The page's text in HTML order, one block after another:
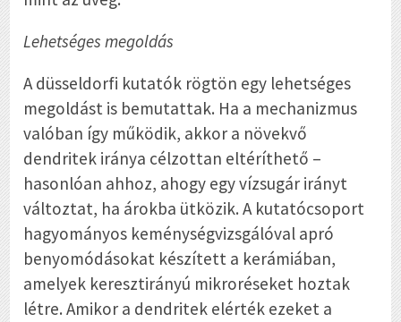
Lehetséges megoldás
A düsseldorfi kutatók rögtön egy lehetséges
megoldást is bemutattak. Ha a mechanizmus
valóban így működik, akkor a növekvő
dendritek iránya célzottan eltéríthető –
hasonlóan ahhoz, ahogy egy vízsugár irányt
változtat, ha árokba ütközik. A kutatócsoport
hagyományos keménységvizsgálóval apró
benyomódásokat készített a kerámiában,
amelyek keresztirányú mikroréseket hoztak
létre. Amikor a dendritek elérték ezeket a